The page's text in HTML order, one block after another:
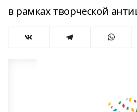
в рамках творческой